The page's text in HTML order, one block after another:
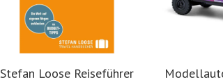
Stefan Loose Reiseführer